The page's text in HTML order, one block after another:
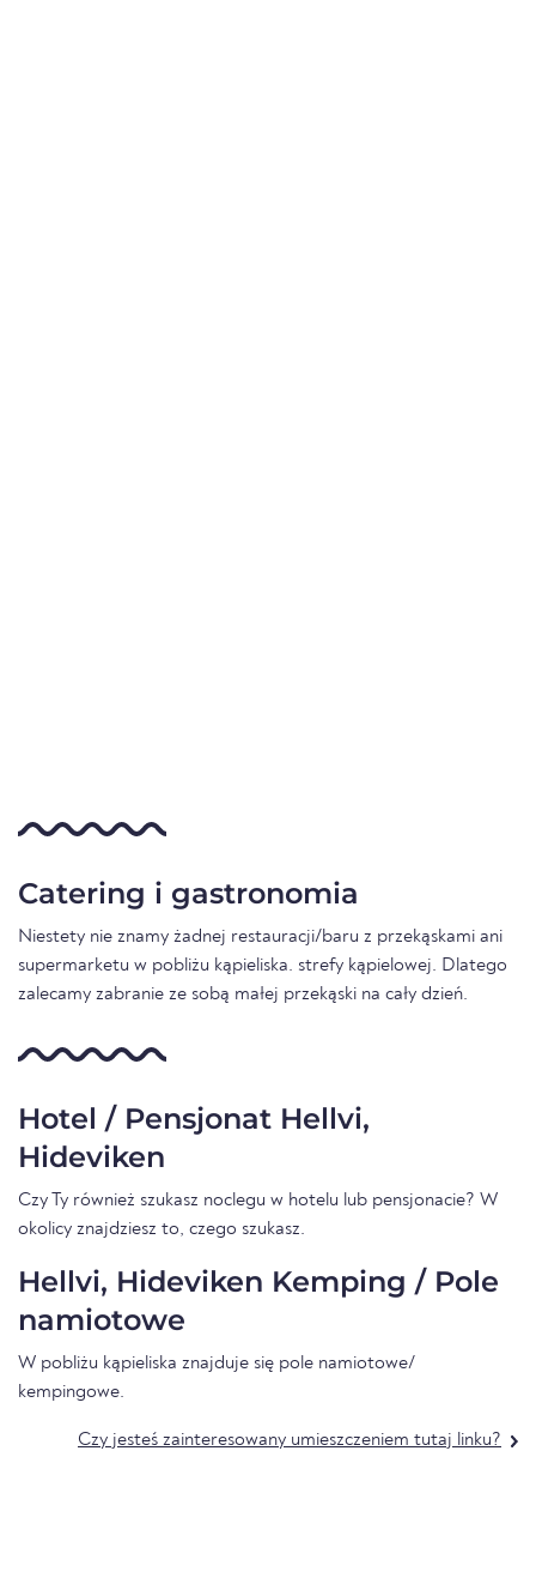
Catering i gastronomia
Niestety nie znamy żadnej restauracji/baru z przekąskami ani
supermarketu w pobliżu kąpieliska. strefy kąpielowej. Dlatego
zalecamy zabranie ze sobą małej przekąski na cały dzień.
Hotel / Pensjonat Hellvi,
Hideviken
Czy Ty również szukasz noclegu w hotelu lub pensjonacie? W
okolicy znajdziesz to, czego szukasz.
Hellvi, Hideviken Kemping / Pole
namiotowe
W pobliżu kąpieliska znajduje się pole namiotowe/
kempingowe.
Czy jesteś zainteresowany umieszczeniem tutaj linku?